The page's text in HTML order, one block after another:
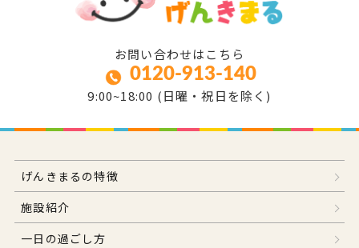
お問い合わせはこちら
0120-913-140
9:00~18:00 (日曜・祝日を除く)
げんきまるの特徴
施設紹介
一日の過ごし方